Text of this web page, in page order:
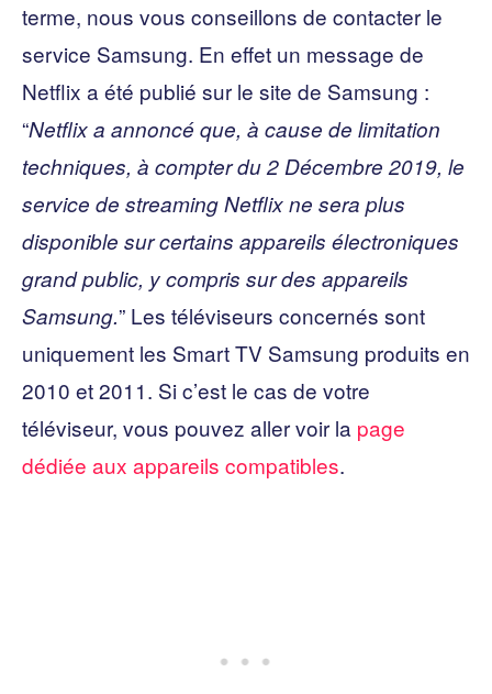
terme, nous vous conseillons de contacter le
service Samsung. En effet un message de
Netflix a été publié sur le site de Samsung :
“Netflix a annoncé que, à cause de limitation
techniques, à compter du 2 Décembre 2019, le
service de streaming Netflix ne sera plus
disponible sur certains appareils électroniques
grand public, y compris sur des appareils
Samsung.” Les téléviseurs concernés sont
uniquement les Smart TV Samsung produits en
2010 et 2011. Si c’est le cas de votre
téléviseur, vous pouvez aller voir la page
dédiée aux appareils compatibles.